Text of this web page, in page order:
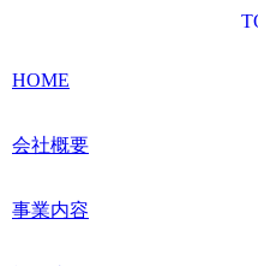
HOME
会社概要
事業内容